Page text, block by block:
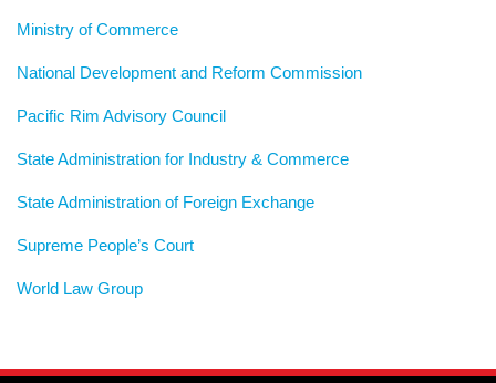
Ministry of Commerce
National Development and Reform Commission
Pacific Rim Advisory Council
State Administration for Industry & Commerce
State Administration of Foreign Exchange
Supreme People’s Court
World Law Group